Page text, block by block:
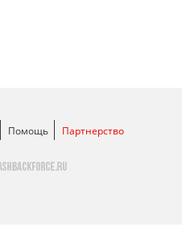
Помощь Партнерство